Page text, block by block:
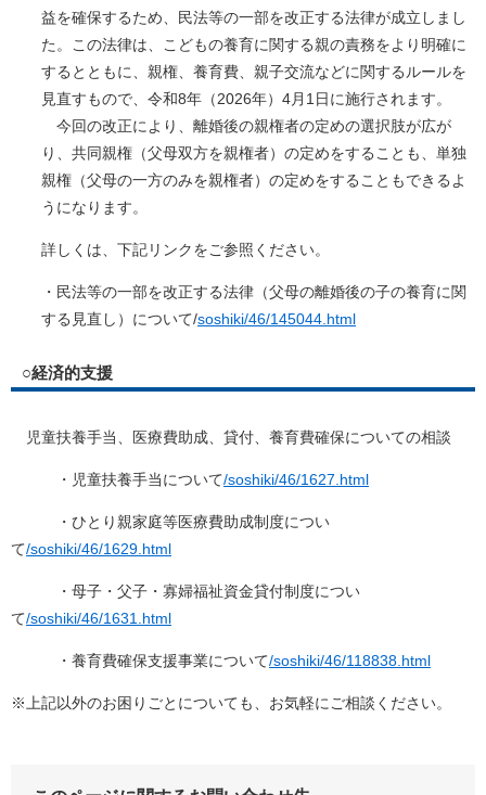
益を確保するため、民法等の一部を改正する法律が成立しまし
た。この法律は、こどもの養育に関する親の責務をより明確に
するとともに、親権、養育費、親子交流などに関するルールを
見直すもので、令和8年（2026年）4月1日に施行されます。
今回の改正により、離婚後の親権者の定めの選択肢が広が
り、共同親権（父母双方を親権者）の定めをすることも、単独
親権（父母の一方のみを親権者）の定めをすることもできるよ
うになります。​
詳しくは、下記リンクをご参照ください。​
・民法等の一部を改正する法律（父母の離婚後の子の養育に関
する見直し）について/soshiki/46/145044.html
○経済的支援
児童扶養手当、医療費助成、貸付、養育費確保についての相談
・児童扶養手当について/soshiki/46/1627.html
・ひとり親家庭等医療費助成制度につい
て/soshiki/46/1629.html
・母子・父子・寡婦福祉資金貸付制度につい
て/soshiki/46/1631.html
・養育費確保支援事業について/soshiki/46/118838.html
※上記以外のお困りごとについても、お気軽にご相談ください。​